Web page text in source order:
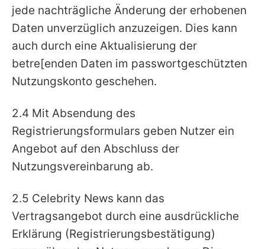
jede nachträgliche Änderung der erhobenen
Daten unverzüglich anzuzeigen. Dies kann
auch durch eine Aktualisierung der
betre[enden Daten im passwortgeschützten
Nutzungskonto geschehen.
2.4 Mit Absendung des
Registrierungsformulars geben Nutzer ein
Angebot auf den Abschluss der
Nutzungsvereinbarung ab.
2.5 Celebrity News kann das
Vertragsangebot durch eine ausdrückliche
Erklärung (Registrierungsbestätigung)